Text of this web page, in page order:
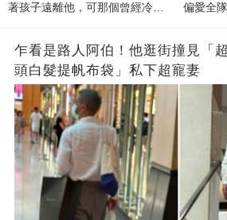
著孩子遠離他，可那個曾經冷漠
偏愛全
乍看是路人阿伯！他逛街撞見「
頭白髮提帆布袋」私下超寵妻